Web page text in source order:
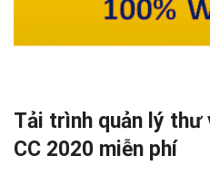
Tải trình quản lý thư
CC 2020 miễn phí